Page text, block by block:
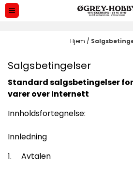
Hopp til innhold
Hjem /
Salgsbetingelser
Standard salgsbetingelser
varer overInternett
Innholdsfortegnelse:
Innledning
1. Avtalen